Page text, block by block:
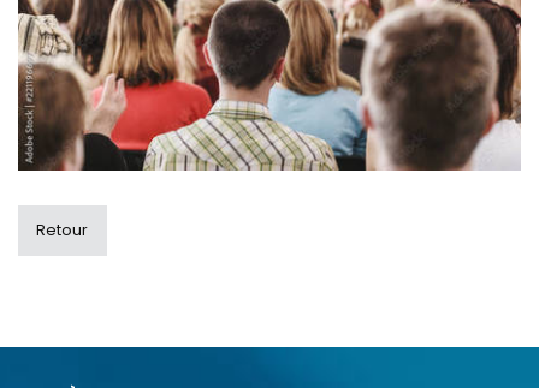
Retour